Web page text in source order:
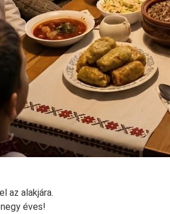
az alakjára.
éves!